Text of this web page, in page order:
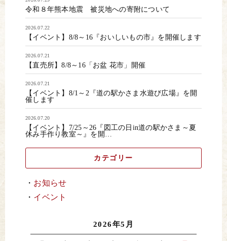
令和８年熊本地震 被災地への寄附について
2026.07.22
【イベント】8/8～16『おいしいもの市』を開催します
2026.07.21
【直売所】8/8～16「お盆 花市」開催
2026.07.21
【イベント】8/1～2『道の駅かさま水遊び広場』を開
催します
2026.07.20
【イベント】7/25～26『図工の日in道の駅かさま～夏
休み手作り教室～』を開…
カテゴリー
お知らせ
イベント
2026年5月